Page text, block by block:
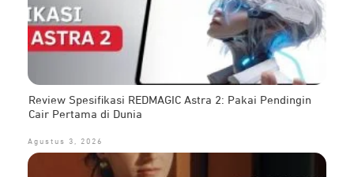
Review Spesifikasi REDMAGIC Astra 2: Pakai Pendingin
Cair Pertama di Dunia
Agustus 3, 2026